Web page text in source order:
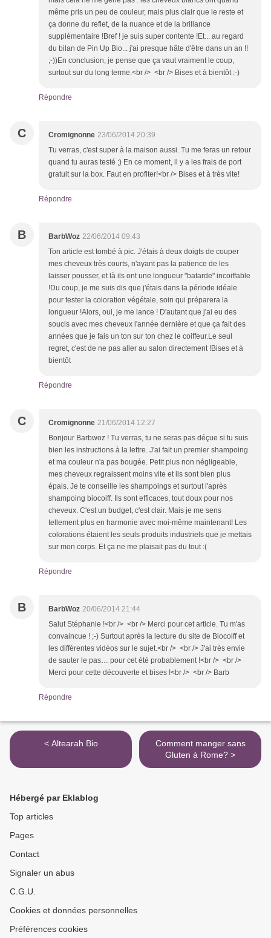
même pris un peu de couleur, mais plus clair que le reste et
ça donne du reflet, de la nuance et de la brillance
supplémentaire !Bref ! je suis super contente !Et... au regard
du bilan de Pin Up Bio... j'ai presque hâte d'être dans un an !!
;-))En conclusion, je pense que ça vaut vraiment le coup,
surtout sur du long terme.<br /> <br /> Bises et à bientôt :-)
Répondre
C Cromignonne 23/06/2014 20:39
Tu verras, c'est super à la maison aussi. Tu me feras un retour
quand tu auras testé ;) En ce moment, il y a les frais de port
gratuit sur la box. Faut en profiter!<br /> Bises et à très vite!
Répondre
B BarbWoz 22/06/2014 09:43
Ton article est tombé à pic. J'étais à deux doigts de couper
mes cheveux très courts, n'ayant pas la patience de les
laisser pousser, et là ils ont une longueur "batarde" incoiffable
!Du coup, je me suis dis que j'étais dans la période idéale
pour tester la coloration végétale, soin qui préparera la
longueur !Alors, oui, je me lance ! D'autant que j'ai eu des
soucis avec mes cheveux l'année dernière et que ça fait des
années que je fais un ton sur ton chez le coiffeur.Le seul
regret, c'est de ne pas aller au salon directement !Bises et à
bientôt
Répondre
C Cromignonne 21/06/2014 12:27
Bonjour Barbwoz ! Tu verras, tu ne seras pas déçue si tu suis
bien les instructions à la lettre. J'ai fait un premier shampoing
et ma couleur n'a pas bougée. Petit plus non négligeable,
mes cheveux regraissent moins vite et ils sont bien plus
épais. Je te conseille les shampoings et surtout l'après
shampoing biocoiff. Ils sont efficaces, tout doux pour nos
cheveux. C'est un budget, c'est clair. Mais je me sens
tellement plus en harmonie avec moi-même maintenant! Les
colorations étaient les seuls produits industriels que je mettais
sur mon corps. Et ça ne me plaisait pas du tout :(
Répondre
B BarbWoz 20/06/2014 21:44
Salut Stéphanie !<br /> <br /> Merci pour cet article. Tu m'as
convaincue ! ;-) Surtout après la lecture du site de Biocoiff et
les différentes vidéos sur le sujet.<br /> <br /> J'ai très envie
de sauter le pas… pour cet été probablement !<br /> <br />
Merci pour cette découverte et bises !<br /> <br /> Barb
Répondre
< Altearah Bio
Comment manger sans
Gluten à Rome? >
Hébergé par Eklablog
Top articles
Pages
Contact
Signaler un abus
C.G.U.
Cookies et données personnelles
Préférences cookies